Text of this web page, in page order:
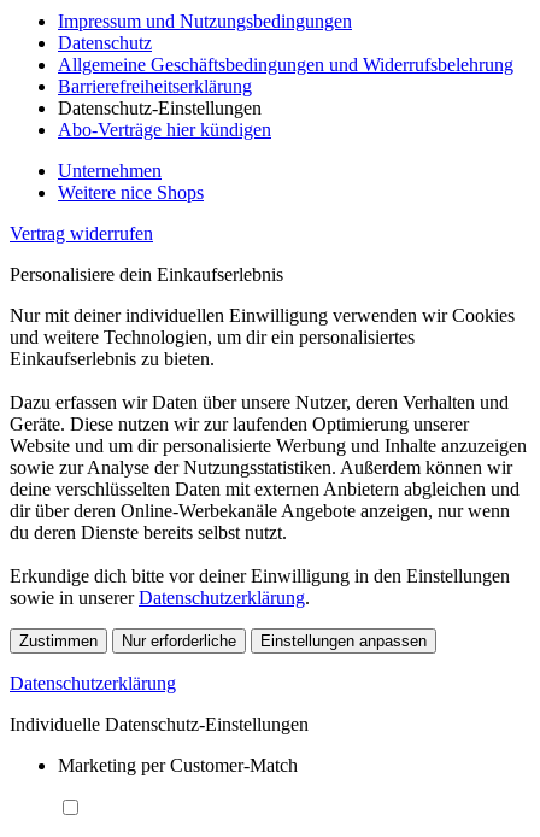
Impressum und Nutzungsbedingungen
Datenschutz
Allgemeine Geschäftsbedingungen und Widerrufsbelehrung
Barrierefreiheitserklärung
Datenschutz-Einstellungen
Abo-Verträge hier kündigen
Unternehmen
Weitere nice Shops
Vertrag widerrufen
Personalisiere dein Einkaufserlebnis
Nur mit deiner individuellen Einwilligung verwenden wir Cookies
und weitere Technologien, um dir ein personalisiertes
Einkaufserlebnis zu bieten.
Dazu erfassen wir Daten über unsere Nutzer, deren Verhalten und
Geräte. Diese nutzen wir zur laufenden Optimierung unserer
Website und um dir personalisierte Werbung und Inhalte anzuzeigen
sowie zur Analyse der Nutzungsstatistiken. Außerdem können wir
deine verschlüsselten Daten mit externen Anbietern abgleichen und
dir über deren Online-Werbekanäle Angebote anzeigen, nur wenn
du deren Dienste bereits selbst nutzt.
Erkundige dich bitte vor deiner Einwilligung in den Einstellungen
sowie in unsererDatenschutzerklärung.
Zustimmen Nur erforderliche Einstellungen anpassen
Datenschutzerklärung
Individuelle Datenschutz-Einstellungen
Marketing per Customer-Match